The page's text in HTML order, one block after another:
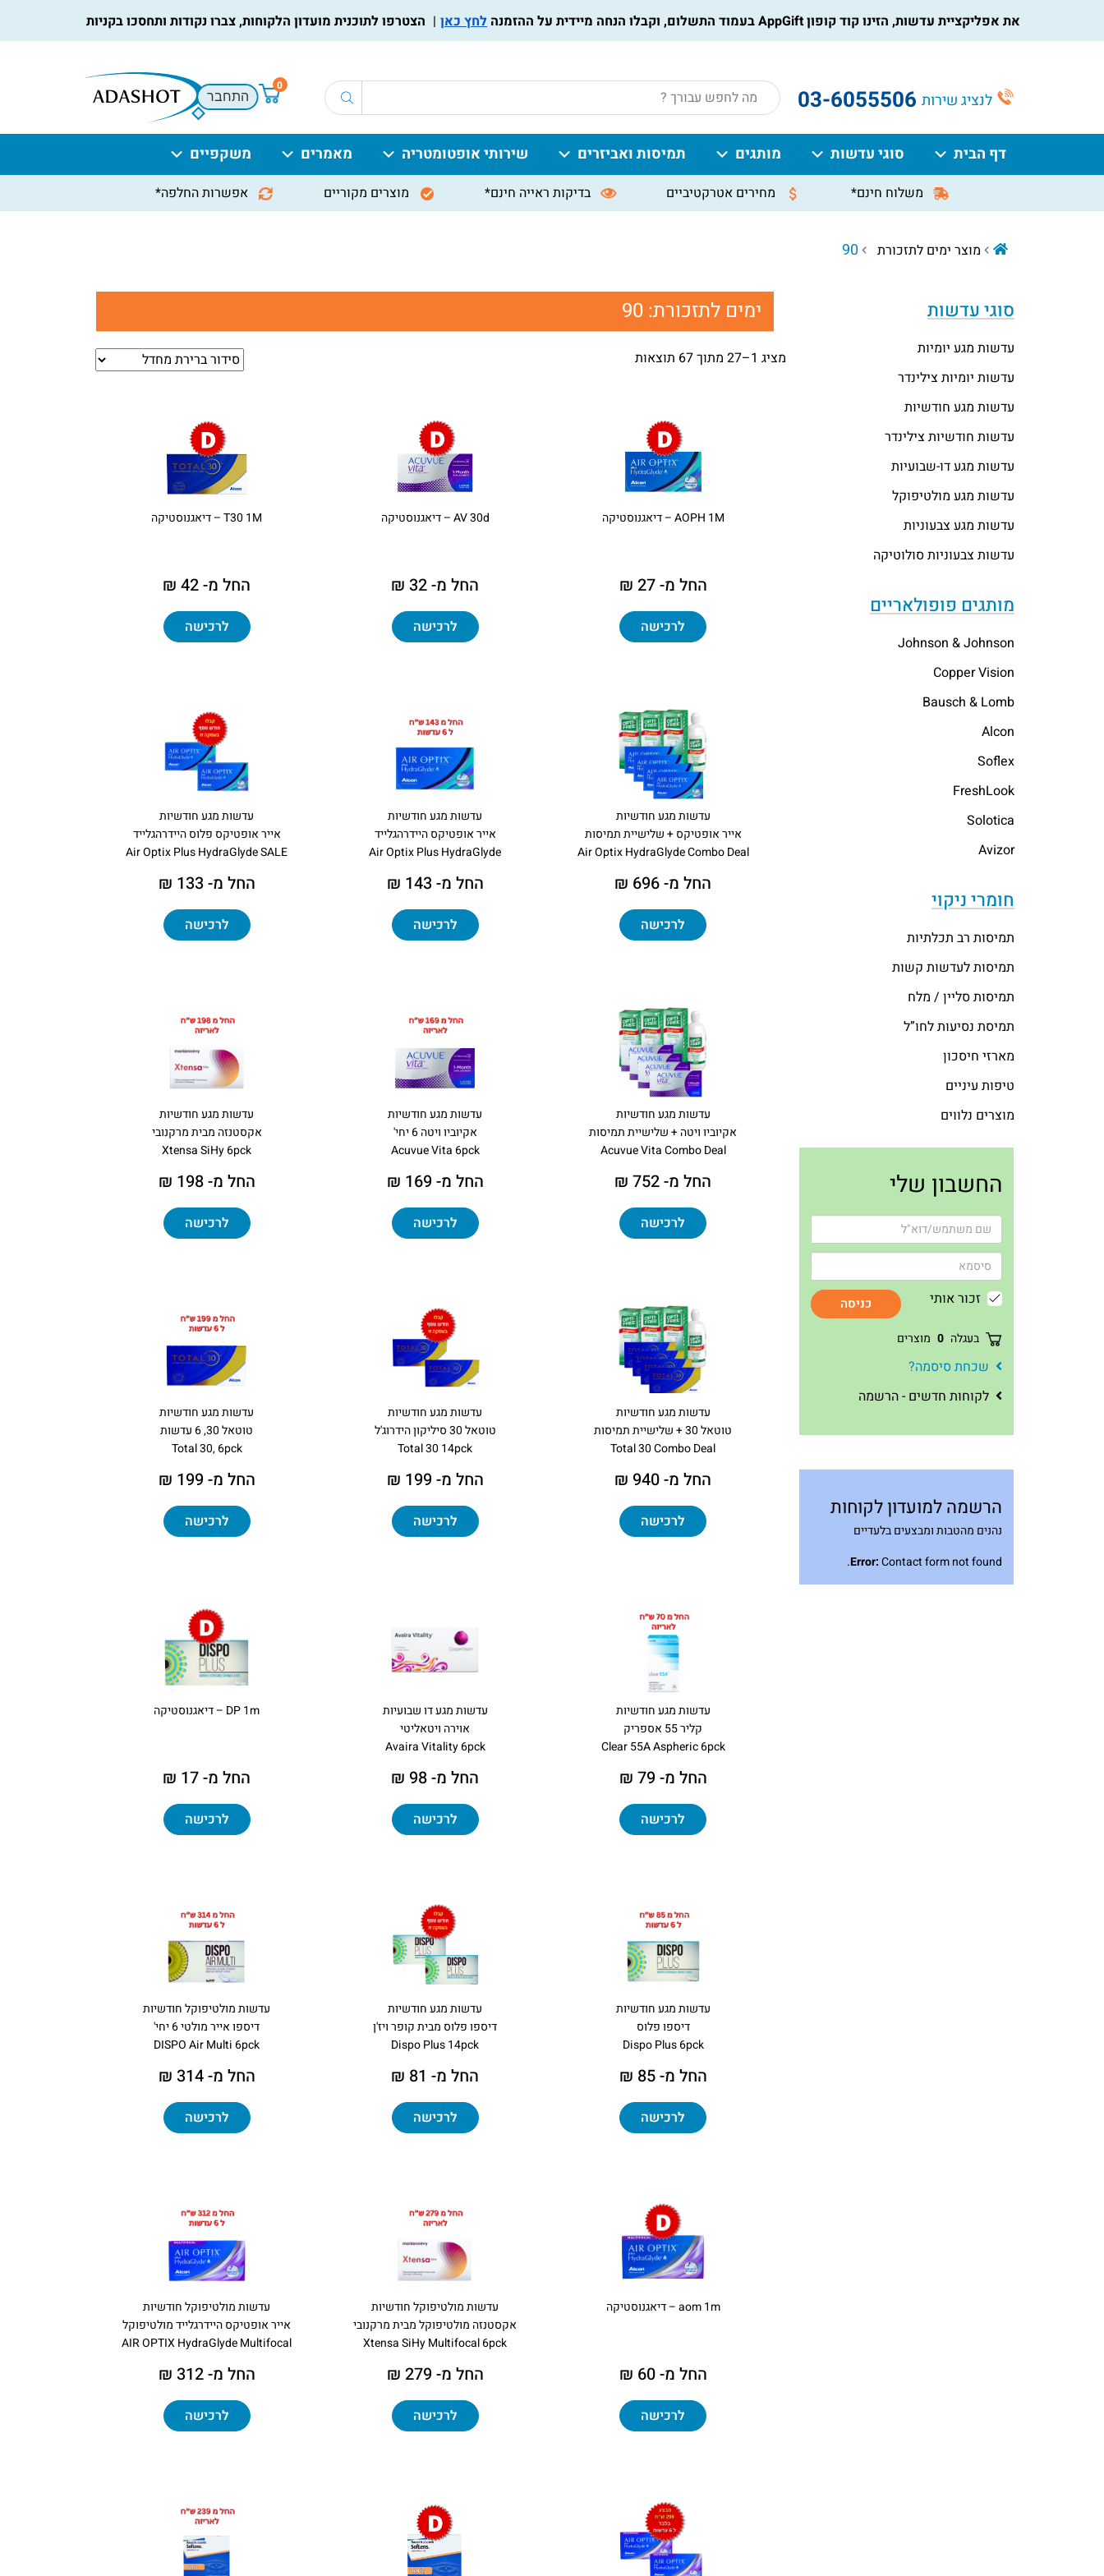
הורידו את אפליקציית עדשות, הזינו קוד קופון AppGift בעמוד התשלום, וקבלו הנחה מיידית על ההזמנה לחץ כאן הצטרפו לתוכנית מועדון הלקוחות, צברו נקודות ותחסכו בקניות הבאות, למידע נוסף
לנציג שירות 03-6055506
Products
search
0
התחבר
דף הבית סוגי עדשות מותגים תמיסות ואביזרים שירותי אופטומטריה מאמרים משקפיים
משלוח חינם* מחירים אטרקטיביים בדיקות ראייה חינם* מוצרים מקוריים אפשרות החלפה*
מוצר ימים לתזכורת 90
סוגי עדשות
עדשות מגע יומיות
עדשות יומיות צילינדר
עדשות מגע חודשיות
עדשות חודשיות צילינדר
עדשות מגע דו-שבועיות
עדשות מגע מולטיפוקל
עדשות מגע צבעוניות
עדשות צבעוניות סולוטיקה
מותגים פופולאריים
Johnson & Johnson
Copper Vision
Bausch & Lomb
Alcon
Soflex
FreshLook
Solotica
Avizor
חומרי ניקוי
תמיסות רב תכלתיות
תמיסות לעדשות קשות
תמיסות סליין / מלח
תמיסת נסיעות לחו”ל
מארזי חיסכון
טיפות עיניים
מוצרים נלווים
החשבון שלי
זכור אותי כניסה
בעגלה 0 מוצרים
שכחת סיסמה?
לקוחות חדשים - הרשמה
הרשמה למועדון לקוחות
נהנים מהטבות ומבצעים בלעדיים
Error:Contact form not found.
ימים לתזכורת: 90
מציג 1–27 מתוך 67 תוצאות
AOPH 1M – דיאגנוסטיקה
החל מ- 27 ₪
לרכישה
AV 30d – דיאגנוסטיקה
החל מ- 32 ₪
לרכישה
T30 1M – דיאגנוסטיקה
החל מ- 42 ₪
לרכישה
עדשות מגע חודשיות
אייר אופטיקס + שלישיית תמיסות
Air Optix HydraGlyde Combo Deal
החל מ- 696 ₪
לרכישה
עדשות מגע חודשיות
אייר אופטיקס היידרהגלייד
Air Optix Plus HydraGlyde
החל מ- 143 ₪
לרכישה
עדשות מגע חודשיות
אייר אופטיקס פלוס היידרהגלייד
Air Optix Plus HydraGlyde SALE
החל מ- 133 ₪
לרכישה
עדשות מגע חודשיות
אקיוביו ויטה + שלישיית תמיסות
Acuvue Vita Combo Deal
החל מ- 752 ₪
לרכישה
עדשות מגע חודשיות
אקיוביו ויטה 6 יחי'
Acuvue Vita 6pck
החל מ- 169 ₪
לרכישה
עדשות מגע חודשיות
אקסטנזה מבית מרקנובי
Xtensa SiHy 6pck
החל מ- 198 ₪
לרכישה
עדשות מגע חודשיות
טוטאל 30 + שלישיית תמיסות
Total 30 Combo Deal
החל מ- 940 ₪
לרכישה
עדשות מגע חודשיות
טוטאל 30 סיליקון הידרוג'ל
Total 30 14pck
החל מ- 199 ₪
לרכישה
עדשות מגע חודשיות
טוטאל 30, 6 עדשות
Total 30, 6pck
החל מ- 199 ₪
לרכישה
עדשות מגע חודשיות
קליר 55 אספריק
Clear 55A Aspheric 6pck
החל מ- 79 ₪
לרכישה
עדשות מגע דו שבועיות
אוירה ויטאליטי
Avaira Vitality 6pck
החל מ- 98 ₪
לרכישה
DP 1m – דיאגנוסטיקה
החל מ- 17 ₪
לרכישה
עדשות מגע חודשיות
דיספו פלוס
Dispo Plus 6pck
החל מ- 85 ₪
לרכישה
עדשות מגע חודשיות
דיספו פלוס מבית קופר ויז'ן
Dispo Plus 14pck
החל מ- 81 ₪
לרכישה
עדשות מולטיפוקל חודשיות
דיספו אייר מולטי 6 יחי'
DISPO Air Multi 6pck
החל מ- 314 ₪
לרכישה
aom 1m – דיאגנוסטיקה
החל מ- 60 ₪
לרכישה
עדשות מולטיפוקל חודשיות
אקסטנזה מולטיפוקל מבית מרקנובי
Xtensa SiHy Multifocal 6pck
החל מ- 279 ₪
לרכישה
עדשות מולטיפוקל חודשיות
אייר אופטיקס היידרגלייד מולטיפוקל
AIR OPTIX HydraGlyde Multifocal
החל מ- 312 ₪
לרכישה